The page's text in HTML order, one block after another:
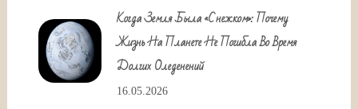
Когда Земля Была «снежком»: Почему
Жизнь На Планете Не Погибла Во Время
Долгих Оледенений
16.05.2026